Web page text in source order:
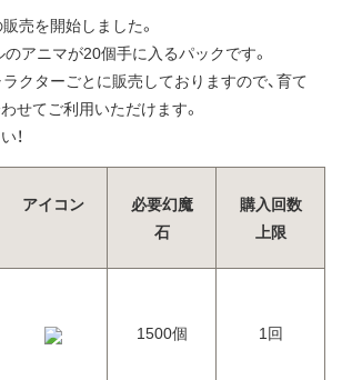
販売を開始しました。
アニマが20個手に入るパックです。
クターごとに販売しておりますので、育て
せてご利用いただけます。
！
アイコン
必要幻魔
石
購入回数
上限
1500個 1回